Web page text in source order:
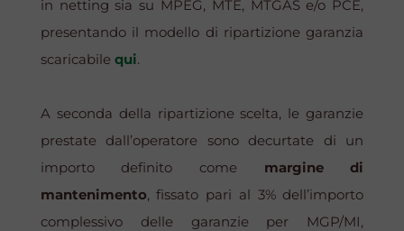
in netting sia su MPEG, MTE, MTGAS e/o PCE,
presentando il modello di ripartizione garanzia
scaricabile qui.
A seconda della ripartizione scelta, le garanzie
prestate dall’operatore sono decurtate di un
importo definito come margine di
mantenimento, fissato pari al 3% dell’importo
complessivo delle garanzie per MGP/MI,